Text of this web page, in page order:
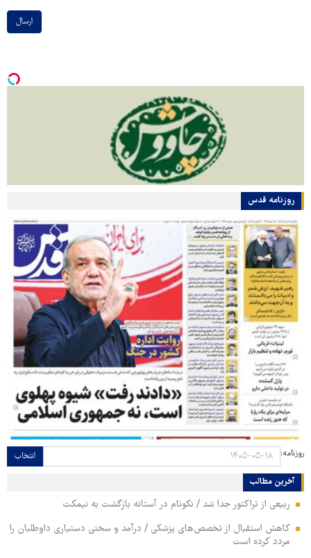
ارسال
روزنامه قدس
روزنامه: انتخاب
آخرین مطالب
ربیعی از تراکتور جدا شد / نکونام در آستانه بازگشت به نیمکت
کاهش استقبال از تخصص‌های پزشکی / درآمد و سختی دستیاری داوطلبان را
مردد کرده است